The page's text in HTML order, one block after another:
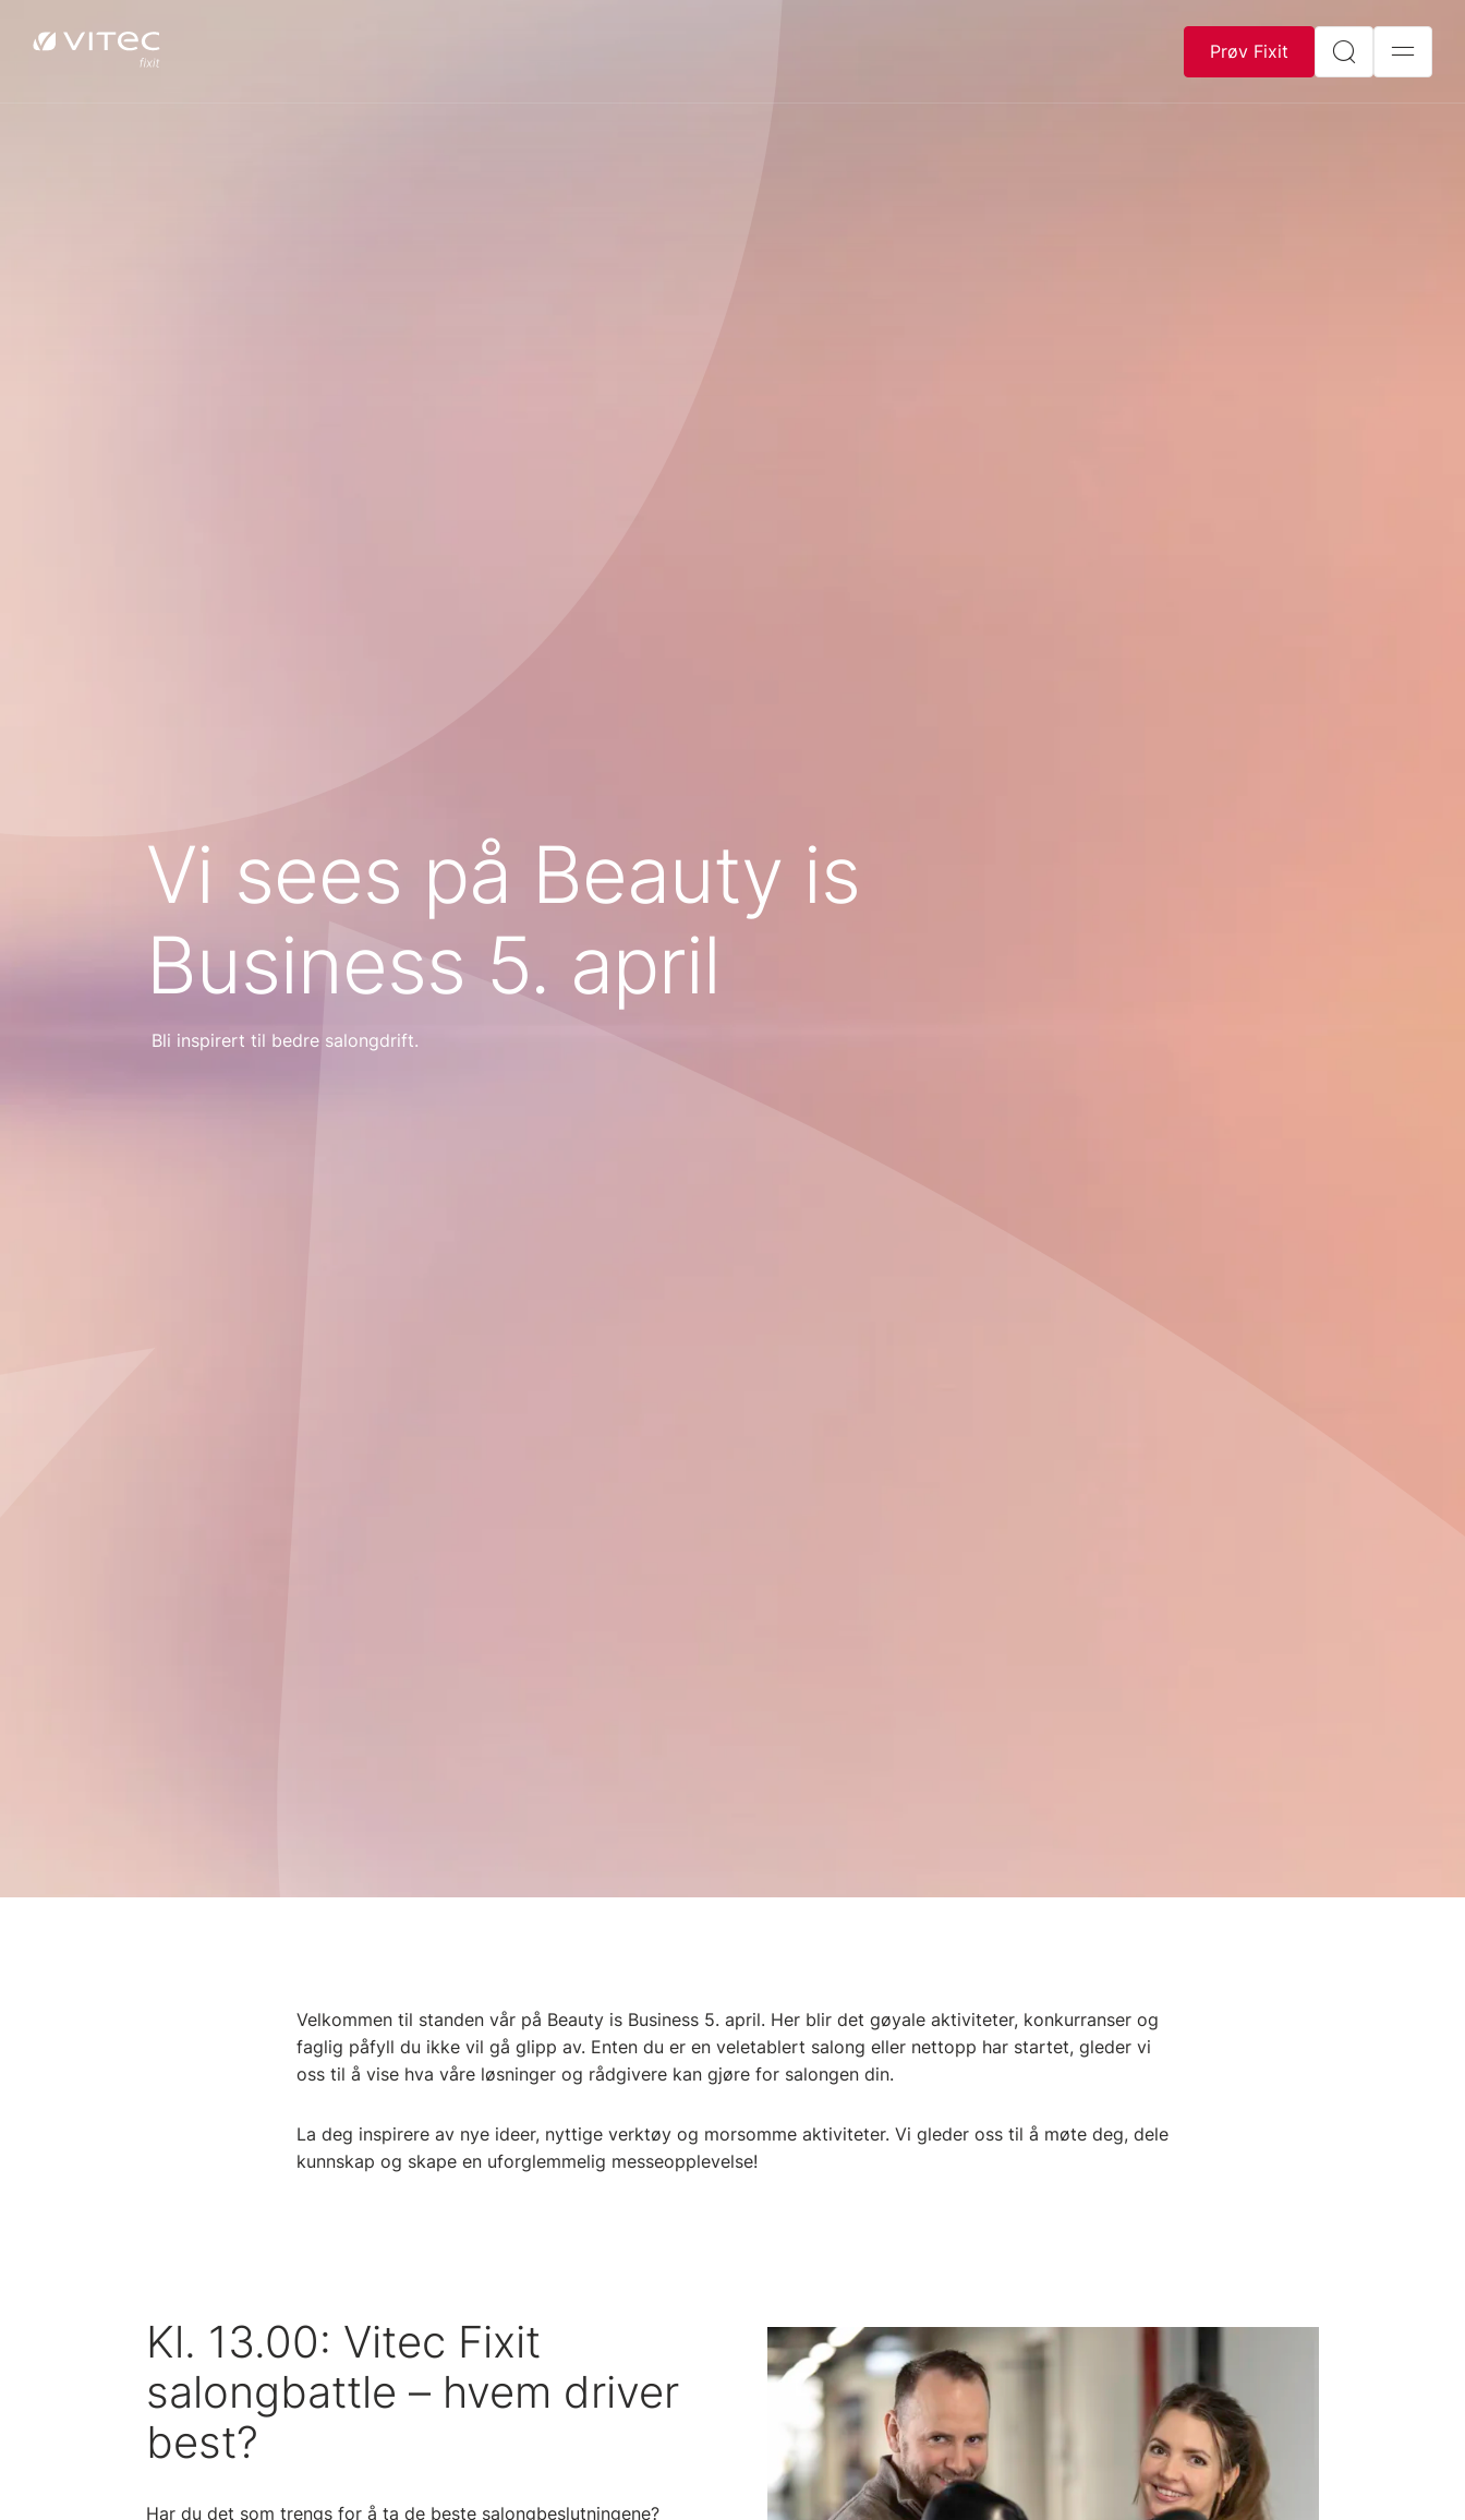
Prøv Fixit
Vi sees på Beauty is
Business 5. april
Bli inspirert til bedre salongdrift.
Velkommen til standen vår på Beauty is Business 5. april. Her blir det gøyale aktiviteter, konkurranser og
faglig påfyll du ikke vil gå glipp av. Enten du er en veletablert salong eller nettopp har startet, gleder vi
oss til å vise hva våre løsninger og rådgivere kan gjøre for salongen din.
La deg inspirere av nye ideer, nyttige verktøy og morsomme aktiviteter. Vi gleder oss til å møte deg, dele
kunnskap og skape en uforglemmelig messeopplevelse!
Kl. 13.00: Vitec Fixit
salongbattle – hvem driver
best?
Har du det som trengs for å ta de beste salongbeslutningene?